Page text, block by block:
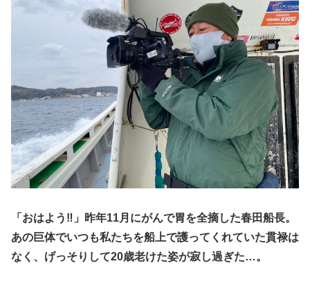
「おはよう‼️」昨年11月にがんで胃を全摘した春田船長。
あの巨体でいつも私たちを船上で護ってくれていた貫禄は
なく、げっそりして20歳老けた姿が寂し過ぎた…。